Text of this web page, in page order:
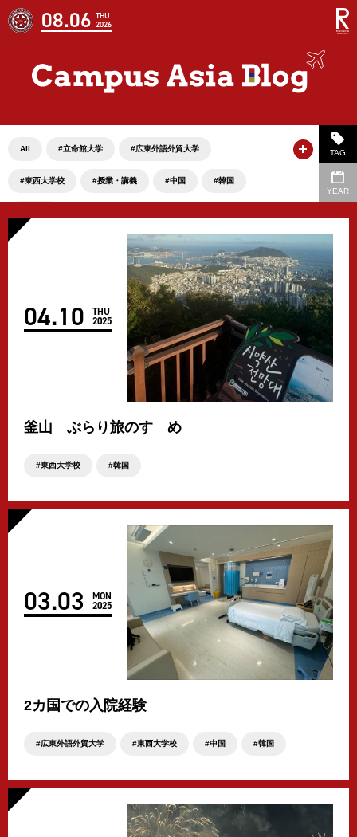
08.06 THU
2026
All #立命館大学 #広東外語外貿大学
#東西大学校 #授業・講義 #中国 #韓国
TAG
YEAR
04.10 THU
2025
釜山 ぶらり旅のすゝめ
東西大学校 韓国
03.03 MON
2025
2カ国での入院経験
広東外語外貿大学 東西大学校 中国 韓国